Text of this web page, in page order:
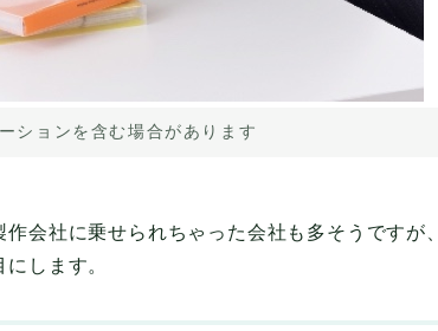
ションを含む場合があります
会社に乗せられちゃった会社も多そうですが、
します。